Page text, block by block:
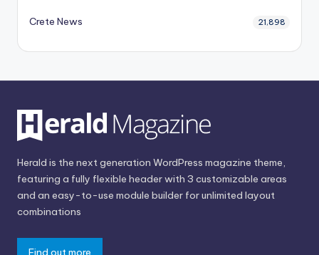
Crete News 21,898
Herald is the next generation WordPress magazine theme,
featuring a fully flexible header with 3 customizable areas
and an easy-to-use module builder for unlimited layout
combinations
Find out more